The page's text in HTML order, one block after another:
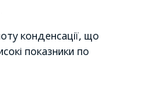
конденсації, що
показники по